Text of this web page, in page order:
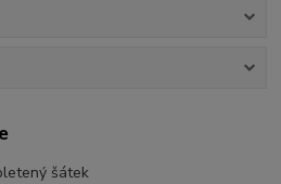
šátek